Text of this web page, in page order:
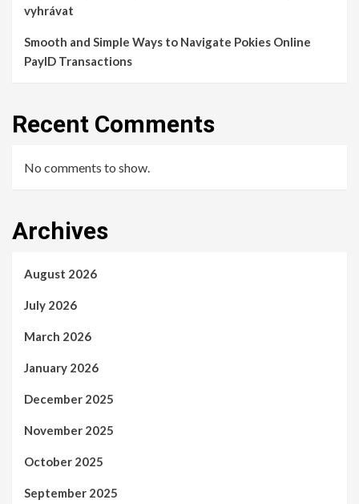
vyhrávat
Smooth and Simple Ways to Navigate Pokies Online
PayID Transactions
Recent Comments
No comments to show.
Archives
August 2026
July 2026
March 2026
January 2026
December 2025
November 2025
October 2025
September 2025